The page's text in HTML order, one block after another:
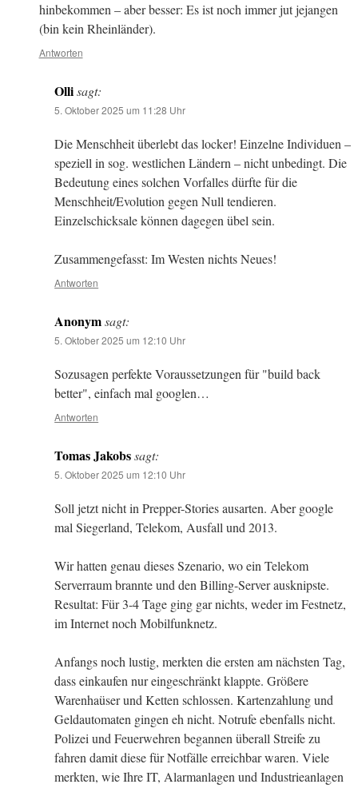
hinbekommen – aber besser: Es ist noch immer jut jejangen
(bin kein Rheinländer).
Antworten
Ollisagt:
5. Oktober 2025 um 11:28 Uhr
Die Menschheit überlebt das locker! Einzelne Individuen –
speziell in sog. westlichen Ländern – nicht unbedingt. Die
Bedeutung eines solchen Vorfalles dürfte für die
Menschheit/Evolution gegen Null tendieren.
Einzelschicksale können dagegen übel sein.
Zusammengefasst: Im Westen nichts Neues!
Antworten
Anonymsagt:
5. Oktober 2025 um 12:10 Uhr
Sozusagen perfekte Voraussetzungen für "build back
better", einfach mal googlen…
Antworten
Tomas Jakobssagt:
5. Oktober 2025 um 12:10 Uhr
Soll jetzt nicht in Prepper-Stories ausarten. Aber google
mal Siegerland, Telekom, Ausfall und 2013.
Wir hatten genau dieses Szenario, wo ein Telekom
Serverraum brannte und den Billing-Server ausknipste.
Resultat: Für 3-4 Tage ging gar nichts, weder im Festnetz,
im Internet noch Mobilfunknetz.
Anfangs noch lustig, merkten die ersten am nächsten Tag,
dass einkaufen nur eingeschränkt klappte. Größere
Warenhaüser und Ketten schlossen. Kartenzahlung und
Geldautomaten gingen eh nicht. Notrufe ebenfalls nicht.
Polizei und Feuerwehren begannen überall Streife zu
fahren damit diese für Notfälle erreichbar waren. Viele
merkten, wie Ihre IT, Alarmanlagen und Industrieanlagen